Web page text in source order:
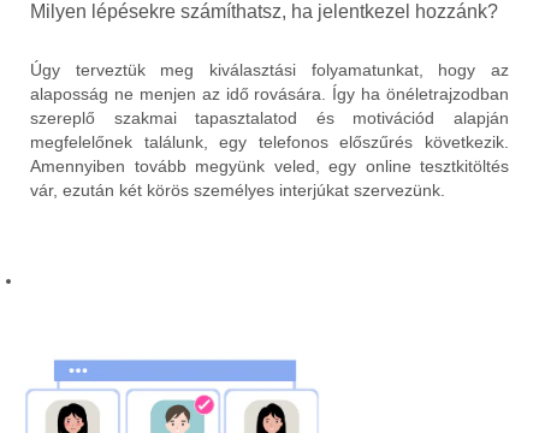
Milyen lépésekre számíthatsz, ha jelentkezel hozzánk?
Úgy terveztük meg kiválasztási folyamatunkat, hogy az
alaposság ne menjen az idő rovására. Így ha önéletrajzodban
szereplő szakmai tapasztalatod és motivációd alapján
megfelelőnek találunk, egy telefonos előszűrés következik.
Amennyiben tovább megyünk veled, egy online tesztkitöltés
vár, ezután két körös személyes interjúkat szervezünk.